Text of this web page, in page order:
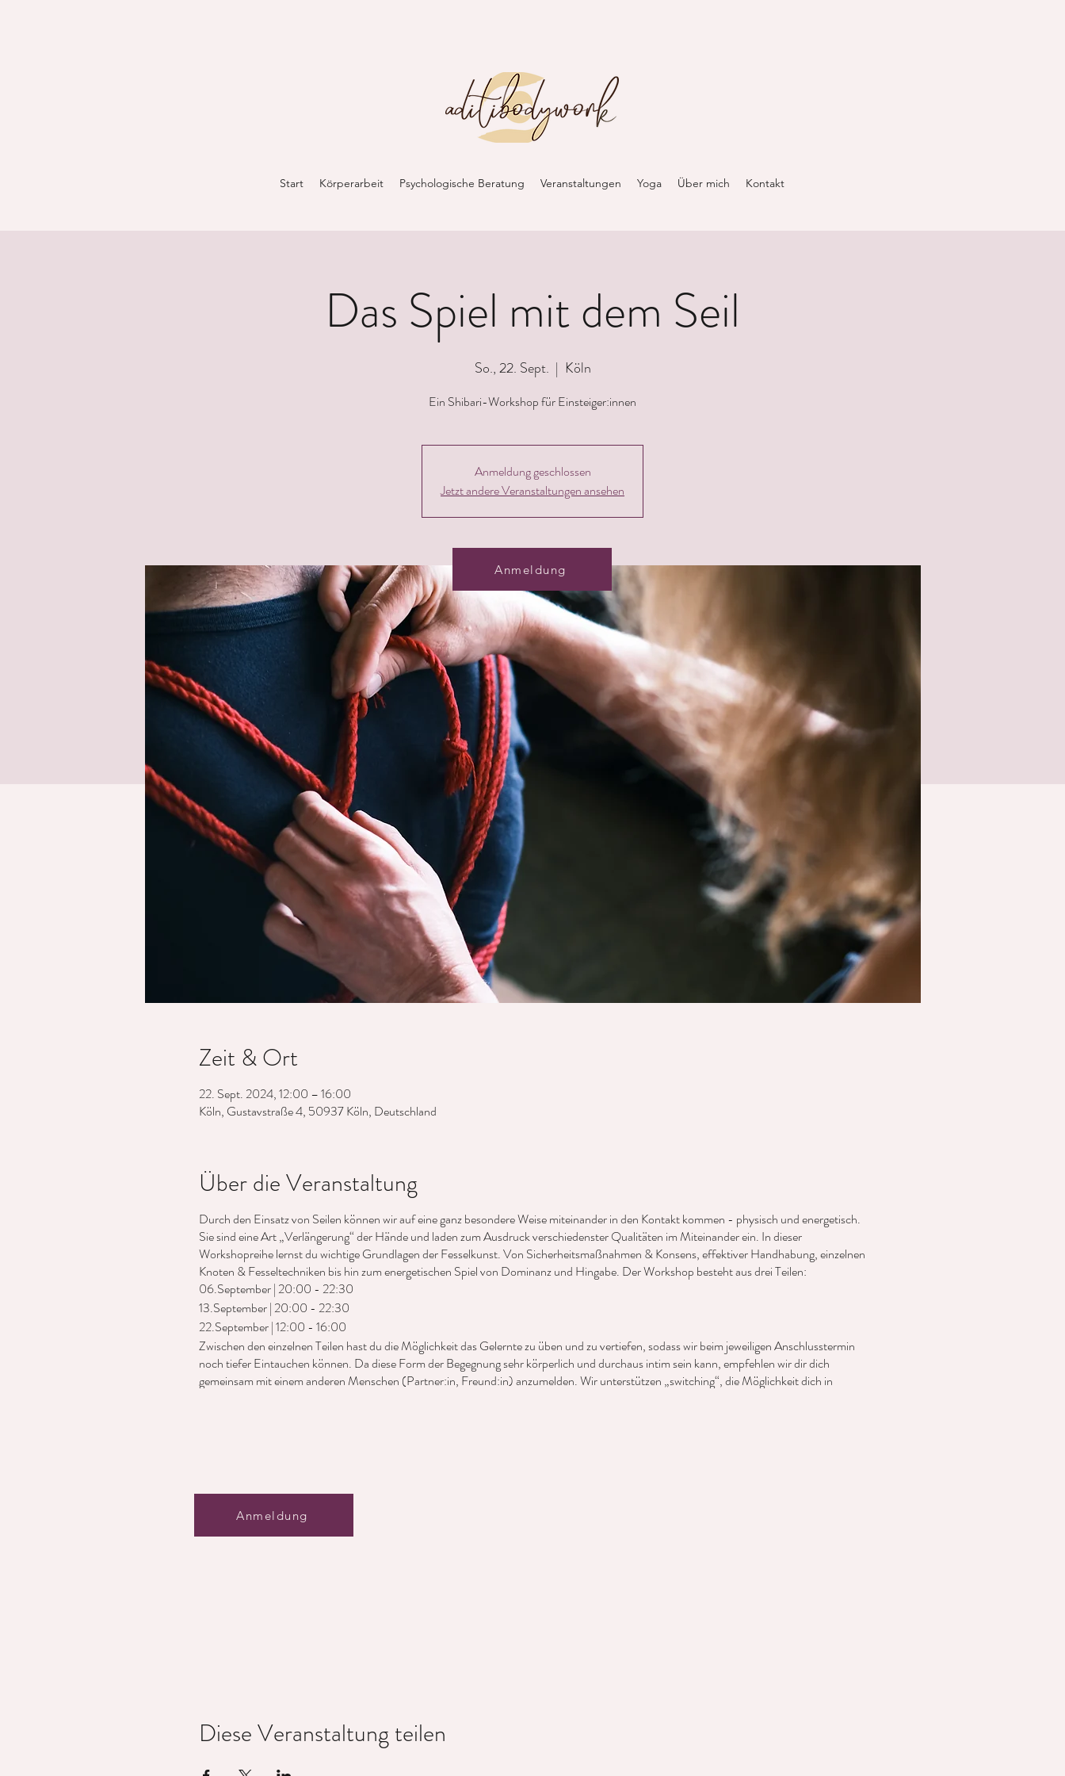
Start Körperarbeit Psychologische Beratung Veranstaltungen Yoga Über mich Kontakt
Das Spiel mit dem Seil
So., 22. Sept.
  |
Köln
Ein Shibari-Workshop für Einsteiger:innen
Anmeldung geschlossen
Jetzt andere Veranstaltungen ansehen
Zeit & Ort
22. Sept. 2024, 12:00 – 16:00
Köln, Gustavstraße 4, 50937 Köln, Deutschland
Über die Veranstaltung
Durch den Einsatz von Seilen können wir auf eine ganz besondere Weise miteinander in den Kontakt kommen - physisch und energetisch.
Sie sind eine Art „Verlängerung“ der Hände und laden zum Ausdruck verschiedenster Qualitäten im Miteinander ein. In dieser
Workshopreihe lernst du wichtige Grundlagen der Fesselkunst. Von Sicherheitsmaßnahmen & Konsens, effektiver Handhabung, einzelnen
Knoten & Fesseltechniken bis hin zum energetischen Spiel von Dominanz und Hingabe. Der Workshop besteht aus drei Teilen:
06.September | 20:00 - 22:30
13.September | 20:00 - 22:30
22.September | 12:00 - 16:00
Zwischen den einzelnen Teilen hast du die Möglichkeit das Gelernte zu üben und zu vertiefen, sodass wir beim jeweiligen Anschlusstermin
noch tiefer Eintauchen können. Da diese Form der Begegnung sehr körperlich und durchaus intim sein kann, empfehlen wir dir dich
gemeinsam mit einem anderen Menschen (Partner:in, Freund:in) anzumelden. Wir unterstützen „switching“, die Möglichkeit dich in
Diese Veranstaltung teilen
Anmeldung
Anmeldung